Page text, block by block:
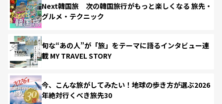
Next韓国旅 次の韓国旅行がもっと楽しくなる 旅先・
グルメ・テクニック
旬な“あの人”が「旅」をテーマに語るインタビュー連
載 MY TRAVEL STORY
今、こんな旅がしてみたい！地球の歩き方が選ぶ2026
年絶対行くべき旅先30